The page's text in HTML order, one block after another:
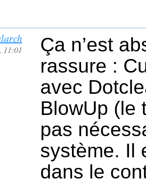
11:01
Ça n’est
rassure :
avec
BlowUp (le
pas
système. Il
dans le